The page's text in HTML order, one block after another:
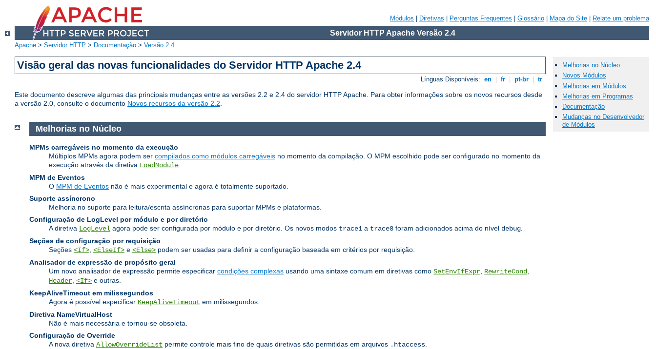
Módulos Diretivas Perguntas Frequentes Glossário Mapa do Site Relate um problema
Servidor HTTP Apache Versão 2.4
Apache > Servidor HTTP > Documentação > Versão 2.4
Visão geral das novas funcionalidades do Servidor HTTP Apache 2.4
Línguas Disponíveis: en fr pt-br tr
Este documento descreve algumas das principais mudanças entre as versões 2.2 e 2.4 do servidor HTTP Apache. Para obter informações sobre os novos recursos desde
a versão 2.0, consulte o documento Novos recursos da versão 2.2.
Melhorias no Núcleo
MPMs carregáveis no momento da execução
Múltiplos MPMs agora podem ser compilados como módulos carregáveis no momento da compilação. O MPM escolhido pode ser configurado no momento da
execução através da diretiva LoadModule
MPM de Eventos
O MPM de Eventos não é mais experimental e agora é totalmente suportado.
Suporte assíncrono
Melhoria no suporte para leitura/escrita assíncronas para suportar MPMs e plataformas.
Configuração de LogLevel por módulo e por diretório
A diretiva LogLevel agora pode ser configurada por módulo e por diretório. Os novos modos trace1 a trace8 foram adicionados acima do nível debug
Seções de configuração por requisição
Seções <If> <ElseIf> e <Else> podem ser usadas para definir a configuração baseada em critérios por requisição.
Analisador de expressão de propósito geral
Um novo analisador de expressão permite especificar condições complexas usando uma sintaxe comum em diretivas como SetEnvIfExpr RewriteCond
Header <If> e outras.
KeepAliveTimeout em milissegundos
Agora é possível especificar KeepAliveTimeout em milissegundos.
Diretiva NameVirtualHost
Não é mais necessária e tornou-se obsoleta.
Configuração de Override
A nova diretiva AllowOverrideList permite controle mais fino de quais diretivas são permitidas em arquivos .htaccess
Melhorias no Núcleo
Novos Módulos
Melhorias em Módulos
Melhorias em Programas
Documentação
Mudanças no Desenvolvedor
de Módulos